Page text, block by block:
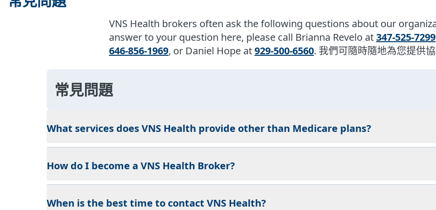
VNS Health brokers often ask the following questions about our
answer to your question here, please call Brianna Revelo at347-525-7299
646-856-1969, or Daniel Hope at929-500-6560. 我們可隨時隨地為您提供
常見問題
What services does VNS Health provide other than Medicare plans?
How do I become a VNS Health Broker?
When is the best time to contact VNS Health?